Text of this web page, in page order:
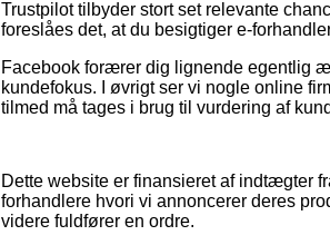
Trustpilot tilbyder stort set relevante
foreslåes det, at du besigtiger e-
Facebook forærer dig lignende egentlig
kundefokus. I øvrigt ser vi nogle online
tilmed må tages i brug til vurdering af
Dette website er finansieret af indtægter
forhandlere hvori vi annoncerer deres
videre fuldfører en ordre.